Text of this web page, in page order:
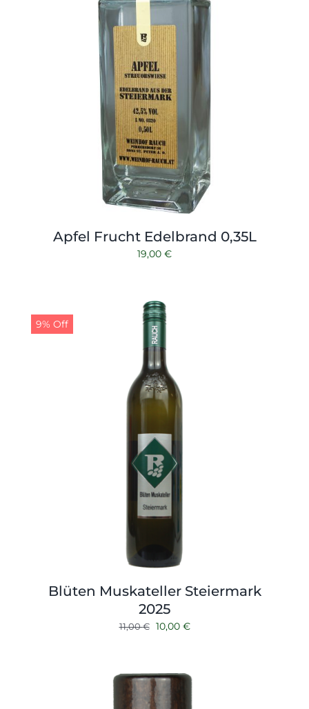
Apfel Frucht Edelbrand 0,35L
19,00 €
9% Off
Blüten Muskateller Steiermark
2025
11,00€ Ursprünglicher
11,00 €
10,00 €Aktueller
10,00 €.